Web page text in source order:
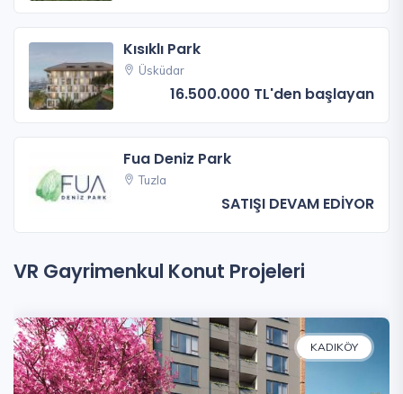
Kısıklı Park
Üsküdar
16.500.000 TL'den başlayan
Fua Deniz Park
Tuzla
SATIŞI DEVAM EDİYOR
VR Gayrimenkul Konut Projeleri
KADIKÖY